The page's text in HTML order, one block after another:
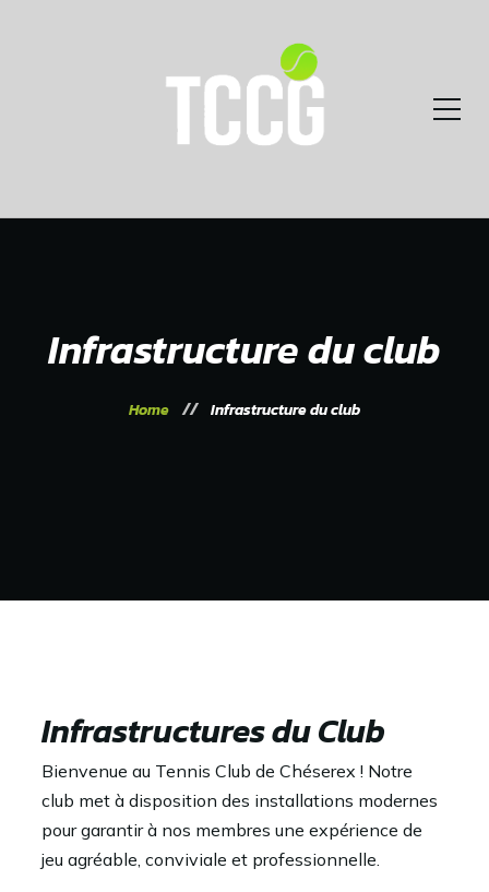
Infrastructure du club
Home Infrastructure du club
Infrastructures du Club
Bienvenue au Tennis Club de Chéserex ! Notre
club met à disposition des installations modernes
pour garantir à nos membres une expérience de
jeu agréable, conviviale et professionnelle.